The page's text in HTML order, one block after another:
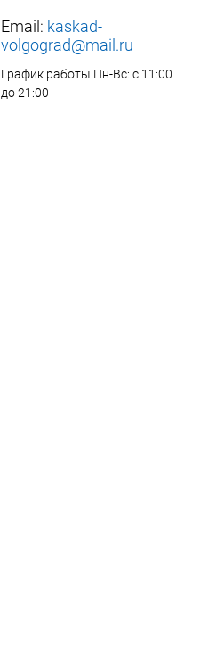
Email: kaskad-
volgograd@mail.ru
График работы Пн-Вс: с 11:00
до 21:00